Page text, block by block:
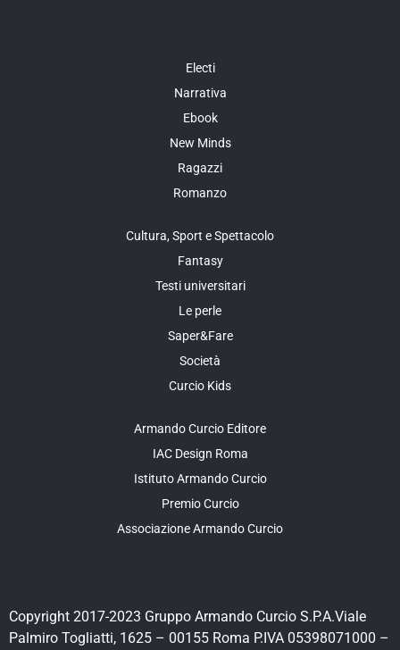
Electi
Narrativa
Ebook
New Minds
Ragazzi
Romanzo
Cultura, Sport e Spettacolo
Fantasy
Testi universitari
Le perle
Saper&Fare
Società
Curcio Kids
Armando Curcio Editore
IAC Design Roma
Istituto Armando Curcio
Premio Curcio
Associazione Armando Curcio
Copyright 2017-2023 Gruppo Armando Curcio S.P.A.Viale
Palmiro Togliatti, 1625 – 00155 Roma P.IVA 05398071000 –